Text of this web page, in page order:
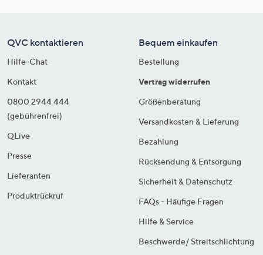
QVC kontaktieren
Hilfe-Chat
Kontakt
0800 2944 444
(gebührenfrei)
QLive
Presse
Lieferanten
Produktrückruf
Bequem einkaufen
Bestellung
Vertrag widerrufen
Größenberatung
Versandkosten & Lieferung
Bezahlung
Rücksendung & Entsorgung
Sicherheit & Datenschutz
FAQs - Häufige Fragen
Hilfe & Service
Beschwerde/ Streitschlichtung